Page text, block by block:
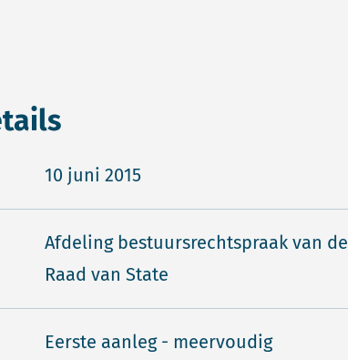
10 juni 2015
Afdeling bestuursrechtspraak van de
Raad van State
Eerste aanleg - meervoudig